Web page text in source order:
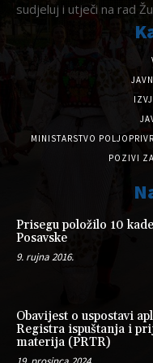
sudjeluj i utječi na rad
MINISTARSTVO
POZIVI
Prisegu položilo 10
Posavske
9. rujna 2016.
Obavijest o uspostavi
Registra ispuštanja i
materija (PRTR)